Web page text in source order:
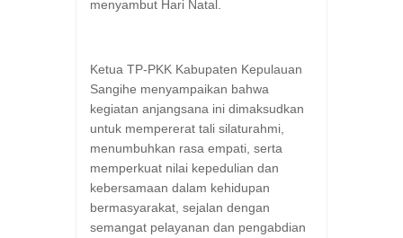
menyambut Hari Natal.
Ketua TP-PKK Kabupaten Kepulauan
Sangihe menyampaikan bahwa
kegiatan anjangsana ini dimaksudkan
untuk mempererat tali silaturahmi,
menumbuhkan rasa empati, serta
memperkuat nilai kepedulian dan
kebersamaan dalam kehidupan
bermasyarakat, sejalan dengan
semangat pelayanan dan pengabdian